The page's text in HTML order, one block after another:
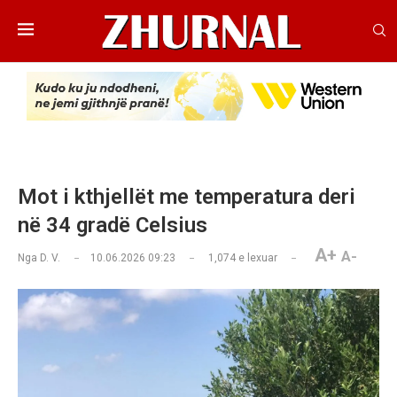
Mot i kthjellët me temperatura deri
në 34 gradë Celsius
Nga D. V. 10.06.2026 09:23 1,074 e lexuar A+ A-